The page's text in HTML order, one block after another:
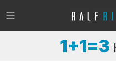
!
Возникли вопросы? -
1+1=3